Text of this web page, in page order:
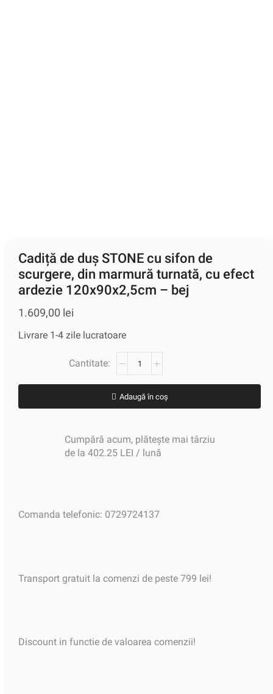
Cadiță de duș STONE cu sifon de
scurgere, din marmură turnată, cu efect
ardezie 120x90x2,5cm – bej
1.609,00 lei
Livrare 1-4 zile lucratoare
Adaugă în coș
Cumpără acum, plătește mai târziu
de la 402.25 LEI / lună
Comanda telefonic: 0729724137
Transport gratuit la comenzi de peste 799 lei!
Discount in functie de valoarea comenzii!